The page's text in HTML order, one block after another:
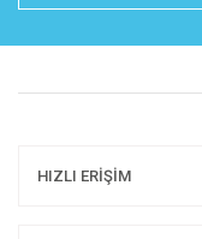
HIZLI ERİŞİM